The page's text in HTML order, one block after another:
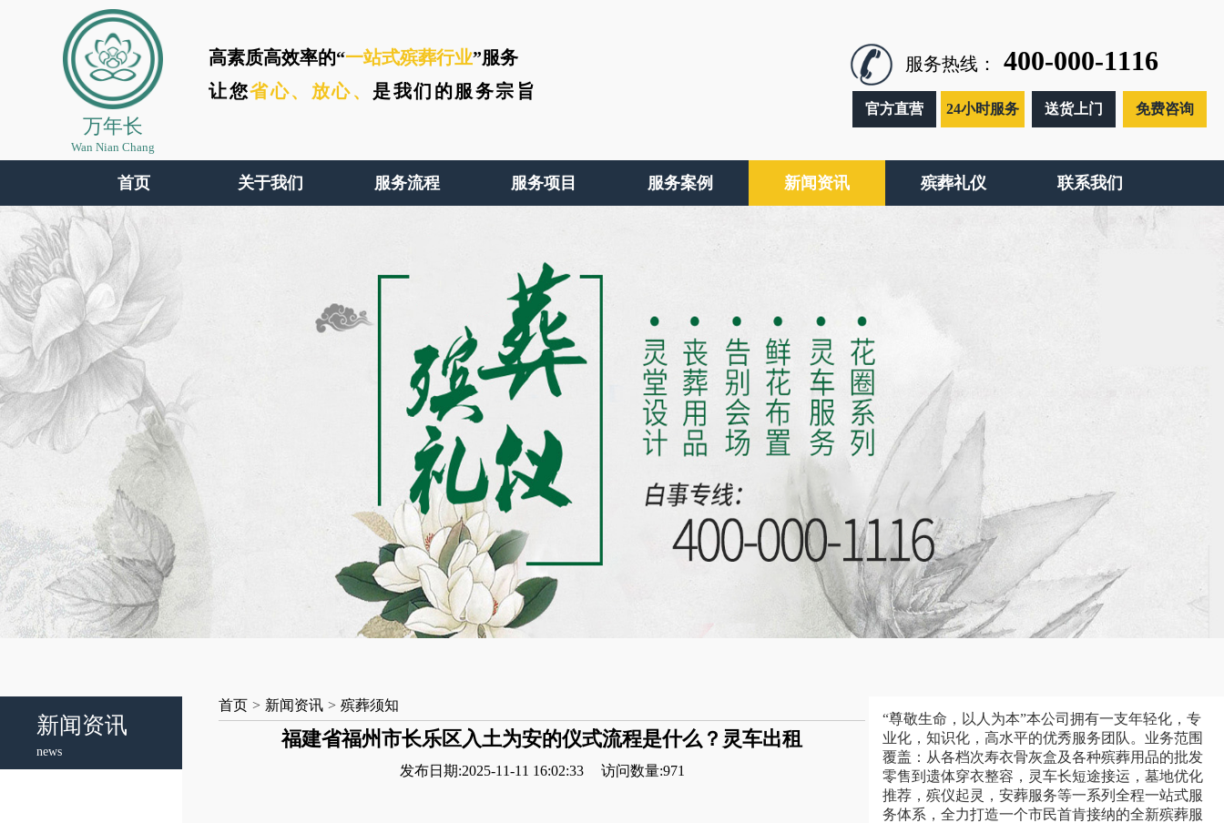
万年长
Wan Nian Chang
高素质高效率的“一站式殡葬行业”服务
让您省心、 放心、 是我们的服务宗旨
服务热线： 400-000-1116
官方直营 24小时服务 送货上门 免费咨询
首页 关于我们 服务流程 服务项目 服务案例 新闻资讯 殡葬礼仪 联系我们
新闻资讯
news
首页 > 新闻资讯 > 殡葬须知
福建省福州市长乐区入土为安的仪式流程是什么？灵车出租
发布日期:2025-11-11 16:02:33 访问数量:971
“尊敬生命，以人为本”本公司拥有一支年轻化，专
业化，知识化，高水平的优秀服务团队。业务范围
覆盖：从各档次寿衣骨灰盒及各种殡葬用品的批发
零售到遗体穿衣整容，灵车长短途接运，墓地优化
推荐，殡仪起灵，安葬服务等一系列全程一站式服
务体系，全力打造一个市民首肯接纳的全新殡葬服